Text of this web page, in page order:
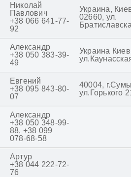
Николай
Павлович
+38 066 641-77-
92
Украина,
02660, ул.
Александр
+38 050 383-39-
49
Украина Киев
Евгений
+38 095 843-80-
07
40004,
ул.Горького
Александр
+38 050 348-99-
88, +38 099
078-68-58
Артур
+38 044 222-72-
76